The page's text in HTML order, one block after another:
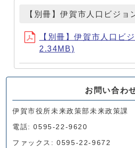
【別冊】伊賀市人口ビジョ
【別冊】伊賀市人口ビ
2.34MB)
お問い合わ
伊賀市役所未来政策部未来政策課
電話: 0595-22-9620
ファックス: 0595-22-9672